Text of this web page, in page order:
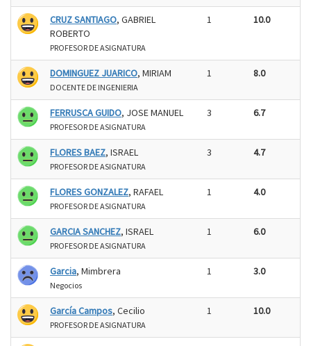
CRUZ SANTIAGO, GABRIEL
ROBERTO
PROFESOR DE ASIGNATURA
1 10.0
DOMINGUEZ JUARICO, MIRIAM
DOCENTE DE INGENIERIA
1 8.0
FERRUSCA GUIDO, JOSE MANUEL
PROFESOR DE ASIGNATURA
3 6.7
FLORES BAEZ, ISRAEL
PROFESOR DE ASIGNATURA
3 4.7
FLORES GONZALEZ, RAFAEL
PROFESOR DE ASIGNATURA
1 4.0
GARCIA SANCHEZ, ISRAEL
PROFESOR DE ASIGNATURA
1 6.0
Garcia, Mimbrera
Negocios
1 3.0
García Campos, Cecilio
PROFESOR DE ASIGNATURA
1 10.0